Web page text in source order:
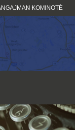
KOMINOTÈ